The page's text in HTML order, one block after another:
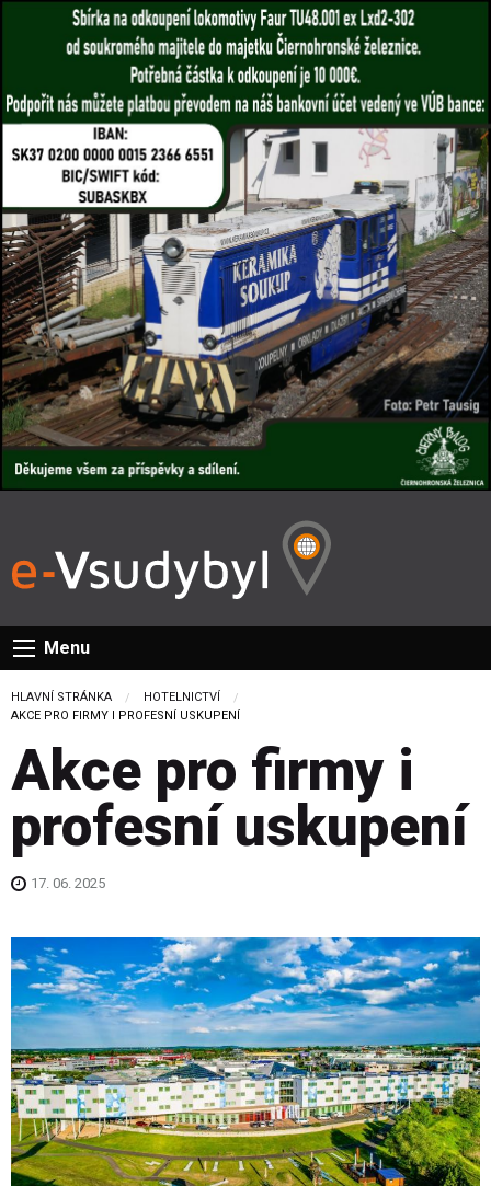
Menu
HLAVNÍ STRÁNKA
HOTELNICTVÍ
CURRENT:
AKCE PRO FIRMY I PROFESNÍ USKUPENÍ
Akce pro firmy i
profesní uskupení
17. 06. 2025